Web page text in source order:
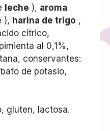
leche ), aroma
), harina de trigo ,
cítrico,
al 0,1%,
conservantes:
de potasio,
gluten, lactosa.